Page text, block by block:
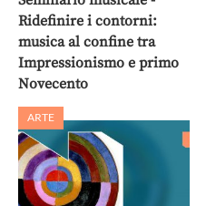
Ridefinire i contorni:
musica al confine tra
Impressionismo e primo
Novecento
ARTE